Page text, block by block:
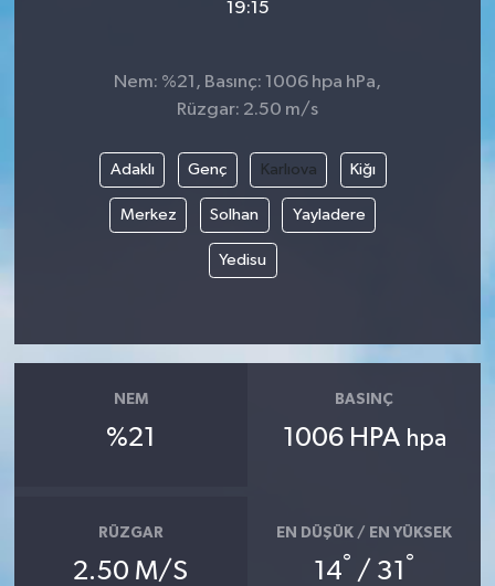
19:15
Nem: %21, Basınç: 1006 hpa hPa,
Rüzgar: 2.50 m/s
Adaklı Genç Karlıova Kiğı
Merkez Solhan Yayladere
Yedisu
NEM
%21
BASINÇ
1006 HPA hpa
RÜZGAR
2.50 M/S
EN DÜŞÜK / EN YÜKSEK
14° / 31 °